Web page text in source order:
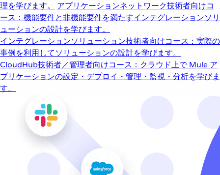
理を学びます。
アプリケーションネットワーク技術者向けコ
ース：機能要件と非機能要件を満たすインテグレーションソリ
ューションの設計を学びます。
インテグレーションソリューション技術者向けコース：実際の
事例を利用してソリューションの設計を学びます。
CloudHub技術者／管理者向けコース：クラウド上で Mule ア
プリケーションの設定・デプロイ・管理・監視・分析を学びま
す。